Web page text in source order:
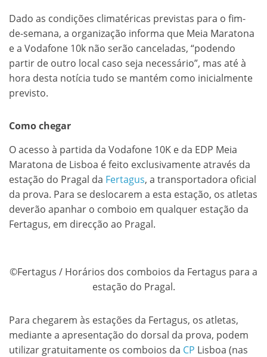
Dado as condições climatéricas previstas para o fim-
de-semana, a organização informa que Meia Maratona
e a Vodafone 10k não serão canceladas, “podendo
partir de outro local caso seja necessário”, mas até à
hora desta notícia tudo se mantém como inicialmente
previsto.
Como chegar
O acesso à partida da Vodafone 10K e da EDP Meia
Maratona de Lisboa é feito exclusivamente através da
estação do Pragal da Fertagus, a transportadora oficial
da prova. Para se deslocarem a esta estação, os atletas
deverão apanhar o comboio em qualquer estação da
Fertagus, em direcção ao Pragal.
©Fertagus / Horários dos comboios da Fertagus para a
estação do Pragal.
Para chegarem às estações da Fertagus, os atletas,
mediante a apresentação do dorsal da prova, podem
utilizar gratuitamente os comboios da CP Lisboa (nas